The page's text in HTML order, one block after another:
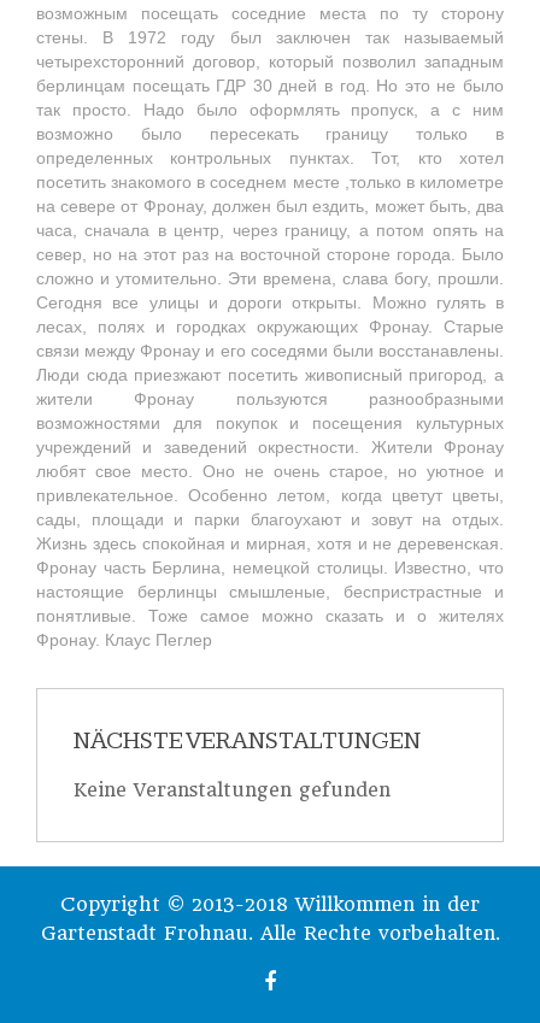
возможным посещать соседние места по ту сторону
стены. В 1972 году был заключен так называемый
четырехсторонний договор, который позволил западным
берлинцам посещать ГДР 30 дней в год. Но это не было
так просто. Надо было оформлять пропуск, а с ним
возможно было пересекать границу только в
определенных контрольных пунктах. Тот, кто хотел
посетить знакомого в соседнем месте ,только в километре
на севере от Фронау, должен был ездить, может быть, два
часа, сначала в центр, через границу, а потом опять на
север, но на этот раз на восточной стороне города. Было
сложно и утомительно. Эти времена, слава богу, прошли.
Сегодня все улицы и дороги открыты. Можно гулять в
лесах, полях и городках окружающих Фронау. Старые
связи между Фронау и его соседями были восстанавлены.
Люди сюда приезжают посетить живописный пригород, а
жители Фронау пользуются разнообразными
возможностями для покупок и посещения культурных
учреждений и заведений окрестности. Жители Фронау
любят свое место. Оно не очень старое, но уютное и
привлекательное. Особенно летом, когда цветут цветы,
сады, площади и парки благоухают и зовут на отдых.
Жизнь здесь спокойная и мирная, хотя и не деревенская.
Фронау часть Берлина, немецкой столицы. Известно, что
настоящие берлинцы смышленые, беспристрастные и
понятливые. Тоже самое можно сказать и о жителях
Фронау. Клаус Пеглер
NÄCHSTE VERANSTALTUNGEN
Keine Veranstaltungen gefunden
Copyright © 2013-2018 Willkommen in der
Gartenstadt Frohnau. Alle Rechte vorbehalten.